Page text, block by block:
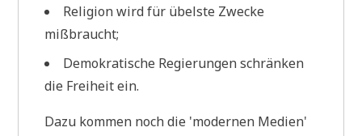
Reli­gi­on wird für übel­ste Zwecke
mißbraucht;
Demo­kra­ti­sche Regie­run­gen schrän­ken
die Frei­heit ein.
Dazu kom­men noch die 'moder­nen Medi­en'